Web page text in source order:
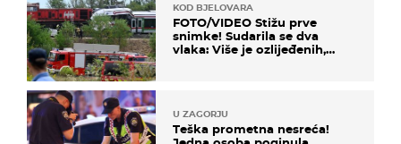
KOD BJELOVARA
FOTO/VIDEO Stižu prve
snimke! Sudarila se dva
vlaka: Više je ozlijeđenih,
U ZAGORJU
Teška prometna nesreća!